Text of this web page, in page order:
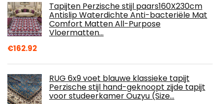
Tapijten Perzische stijl paars160X230cm
Antislip Waterdichte Anti-bacteriële Mat
Comfort Matten All-Purpose
Vloermatten…
€162.92
RUG 6x9 voet blauwe klassieke tapijt
Perzische stijl hand-geknoopt zijde tapijt
voor studeerkamer Ouzyu (Size…